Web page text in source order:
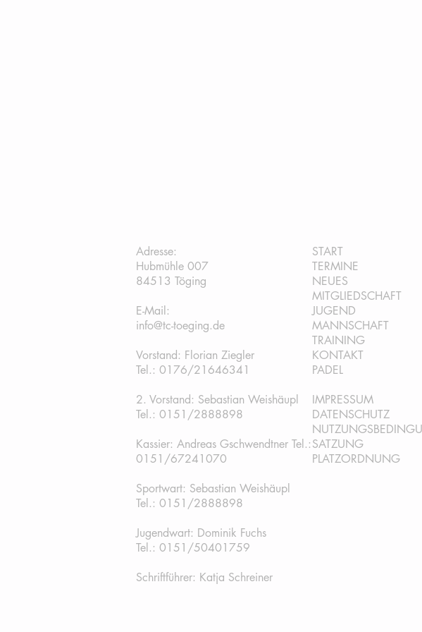
Adresse:
Hubmühle 007
84513 Töging
E-Mail:
info@tc-toeging.de
Vorstand: Florian Ziegler
Tel.: 0176/21646341
2. Vorstand: Sebastian Weishäupl
Tel.: 0151/2888898
Kassier: Andreas Gschwendtner Tel.:
0151/67241070
Sportwart: Sebastian Weishäupl
Tel.: 0151/2888898
Jugendwart: Dominik Fuchs
Tel.: 0151/50401759
Schriftführer: Katja Schreiner
START
TERMINE
NEUES
MITGLIEDSCHAFT
JUGEND
MANNSCHAFT
TRAINING
KONTAKT
PADEL
IMPRESSUM
DATENSCHUTZ
SATZUNG
PLATZORDNUNG